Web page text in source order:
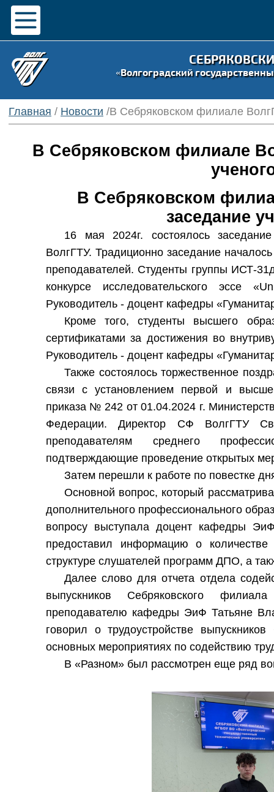
«Волгоградский
Главная / Новости /В Себряковском филиале
В Себряковском филиале
В Себряковском
заседание
16 мая 2024г. состоялось
ВолгГТУ. Традиционно заседание
преподавателей. Студенты группы ИСТ-
конкурсе исследовательского эссе
Руководитель - доцент кафедры
Кроме того, студенты высшего
сертификатами за достижения во
Руководитель - доцент кафедры
Также состоялось торжественное
связи с установлением первой и
приказа № 242 от 01.04.2024 г.
Федерации. Директор СФ ВолгГТУ
преподавателям среднего
подтверждающие проведение открытых
Затем перешли к работе по повестке
Основной вопрос, который
дополнительного профессионального
вопросу выступала доцент кафедры
предоставил информацию о
структуре слушателей программ ДПО, а
Далее слово для отчета отдела
выпускников Себряковского
преподавателю кафедры ЭиФ Татьяне
говорил о трудоустройстве
основных мероприятиях по содействию
В «Разном» был рассмотрен еще ряд